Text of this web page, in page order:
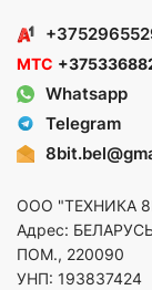
МТС
Whatsapp
Telegram
ООО "ТЕХНИКА
Адрес:
ПОМ., 220090
УНП: 193837424